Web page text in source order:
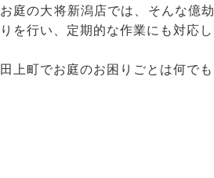
お庭の大将新潟店では、そんな億
りを行い、定期的な作業にも対応し
田上町でお庭のお困りごとは何で